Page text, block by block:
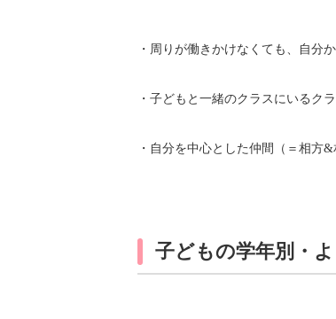
・周りが働きかけなくても、自分
・子どもと一緒のクラスにいるク
・自分を中心とした仲間（＝相方
子どもの学年別・